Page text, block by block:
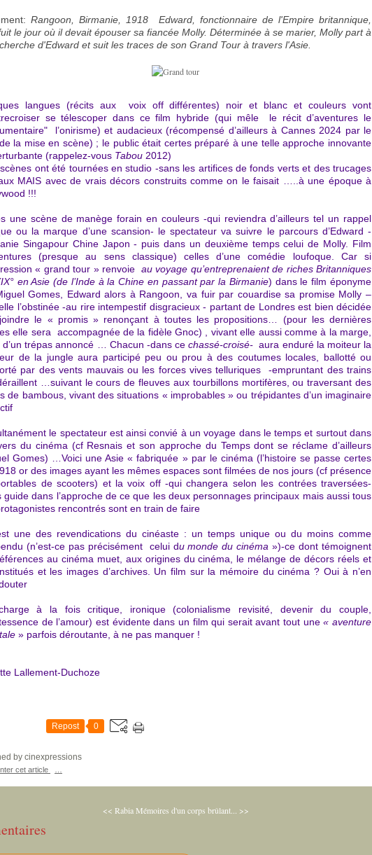
Rangoon, Birmanie, 1918 Edward, fonctionnaire de l'Empire britannique,
le jour où il devait épouser sa fiancée Molly. Déterminée à se marier, Molly part à
d'Edward et suit les traces de son Grand Tour à travers l'Asie.
langues (récits aux voix off différentes) noir et blanc et couleurs vont
se télescoper dans ce film hybride (qui mêle le récit d’aventures le
l’onirisme) et audacieux (récompensé d’ailleurs à Cannes 2024 par le
la mise en scène) ; le public était certes préparé à une telle approche innovante
(rappelez-vous Tabou 2012)
ont été tournées en studio -sans les artifices de fonds verts et des trucages
MAIS avec de vrais décors construits comme on le faisait …..à une époque à
!!!
une scène de manège forain en couleurs -qui reviendra d’ailleurs tel un rappel
ou la marque d’une scansion- le spectateur va suivre le parcours d’Edward -
Singapour Chine Japon - puis dans un deuxième temps celui de Molly. Film
(presque au sens classique) celles d’une comédie loufoque. Car si
« grand tour » renvoie au voyage qu’entreprenaient de riches Britanniques
en Asie (de l’Inde à la Chine en passant par la Birmanie) dans le film éponyme
Gomes, Edward alors à Rangoon, va fuir par couardise sa promise Molly –
l’obstinée -au rire intempestif disgracieux - partant de Londres est bien décidée
le « promis » renonçant à toutes les propositions… (pour les dernières
elle sera accompagnée de la fidèle Gnoc) , vivant elle aussi comme à la marge,
d’un trépas annoncé … Chacun -dans ce chassé-croisé-aura enduré la moiteur la
de la jungle aura participé peu ou prou à des coutumes locales, ballotté ou
par des vents mauvais ou les forces vives telluriques -empruntant des trains
…suivant le cours de fleuves aux tourbillons mortifères, ou traversant des
de bambous, vivant des situations « improbables » ou trépidantes d’un imaginaire
le spectateur est ainsi convié à un voyage dans le temps et surtout dans
du cinéma (cf Resnais et son approche du Temps dont se réclame d’ailleurs
Gomes) …Voici une Asie « fabriquée » par le cinéma (l’histoire se passe certes
or des images ayant les mêmes espaces sont filmées de nos jours (cf présence
de scooters) et la voix off -qui changera selon les contrées traversées-
guide dans l’approche de ce que les deux personnages principaux mais aussi tous
rencontrés sont en train de faire
une des revendications du cinéaste : un temps unique ou du moins comme
(n’est-ce pas précisément celui du monde du cinéma »)-ce dont témoignent
au cinéma muet, aux origines du cinéma, le mélange de décors réels et
et les images d’archives. Un film sur la mémoire du cinéma ? Oui à n’en
à la fois critique, ironique (colonialisme revisité, devenir du couple,
de l’amour) est évidente dans un film qui serait avant tout une« aventure
» parfois déroutante, à ne pas manquer !
Lallement-Duchoze
Repost 0
by cinexpressions
cet article
<< RabiaMémoires d'un corps brûlant... >>